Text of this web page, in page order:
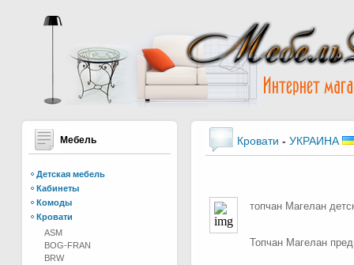
Мебель
Детская мебель
Кабинеты
Комоды
Кровати
ASM
BOG-FRAN
BRW
Кровати - УКРАИНА
топчан Магелан
Топчан Магелан